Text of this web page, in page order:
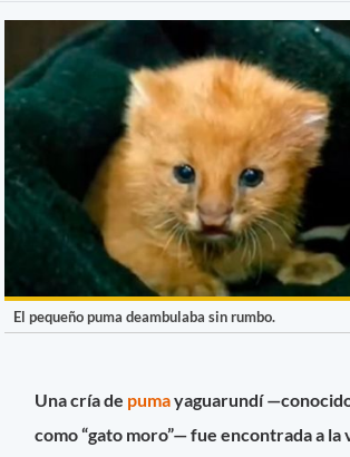
El pequeño puma deambulaba sin rumbo.
Una cría de pumayaguarundí
como “gato moro”— fue encontrada a la